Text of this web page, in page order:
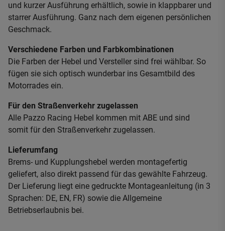
und kurzer Ausführung erhältlich, sowie in klappbarer und
starrer Ausführung. Ganz nach dem eigenen persönlichen
Geschmack.
Verschiedene Farben und Farbkombinationen
Die Farben der Hebel und Versteller sind frei wählbar. So
fügen sie sich optisch wunderbar ins Gesamtbild des
Motorrades ein.
Für den Straßenverkehr zugelassen
Alle Pazzo Racing Hebel kommen mit ABE und sind
somit für den Straßenverkehr zugelassen.
Lieferumfang
Brems- und Kupplungshebel werden montagefertig
geliefert, also direkt passend für das gewählte Fahrzeug.
Der Lieferung liegt eine gedruckte Montageanleitung (in 3
Sprachen: DE, EN, FR) sowie die Allgemeine
Betriebserlaubnis bei.